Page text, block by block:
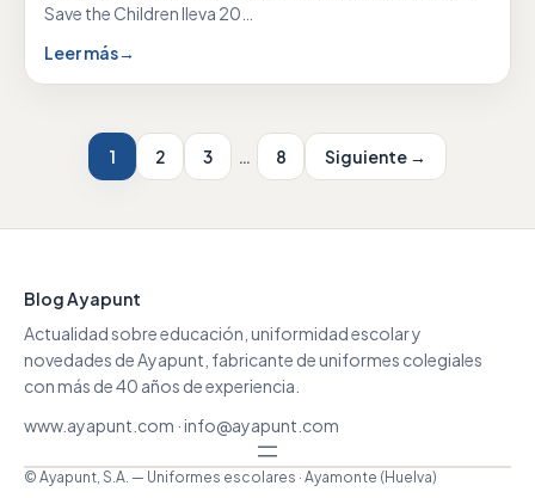
Save the Children lleva 20…
Leer más→
1 2 3 8 Siguiente →
Blog Ayapunt
Actualidad sobre educación, uniformidad escolar y
novedades de Ayapunt, fabricante de uniformes colegiales
con más de 40 años de experiencia.
www.ayapunt.com ·info@ayapunt.com
© Ayapunt, S.A. — Uniformes escolares · Ayamonte (Huelva)